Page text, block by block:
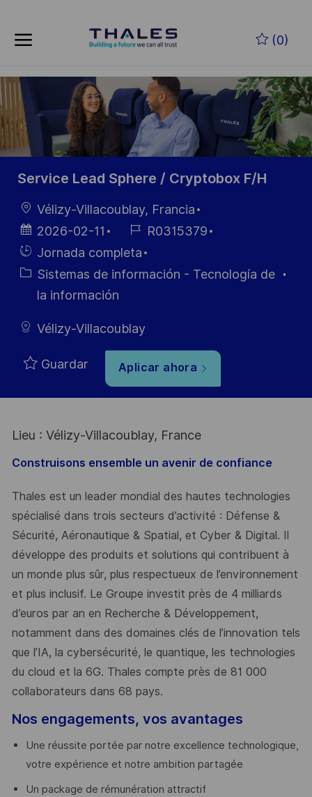
(0)
-
Service Lead Sphere / Cryptobox F/H
Ubicación
Vélizy-Villacoublay, Francia
Fecha de
publicación
2026-02-11
ID de
empleo
R0315379
Hiring
Type
Jornada completa
Categoría
Sistemas de información - Tecnología de
la información
Vélizy-Villacoublay
Guardar Aplicar ahora
Lieu : Vélizy-Villacoublay, France
Construisons ensemble un avenir de confiance
Thales est un leader mondial des hautes technologies
spécialisé dans trois secteurs d’activité : Défense &
Sécurité, Aéronautique & Spatial, et Cyber & Digital. Il
développe des produits et solutions qui contribuent à
un monde plus sûr, plus respectueux de l’environnement
et plus inclusif. Le Groupe investit près de 4 milliards
d’euros par an en Recherche & Développement,
notamment dans des domaines clés de l’innovation tels
que l’IA, la cybersécurité, le quantique, les technologies
du cloud et la 6G. Thales compte près de 81 000
collaborateurs dans 68 pays.
Nos engagements, vos avantages
Une réussite portée par notre excellence technologique,
votre expérience et notre ambition partagée
Un package de rémunération attractif